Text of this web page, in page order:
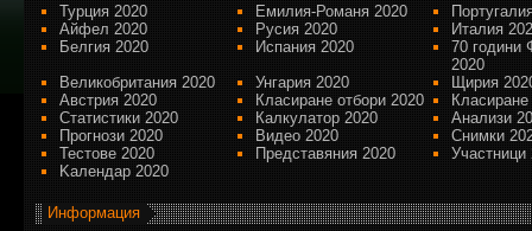
Турция 2020
Емилия-Романя 2020
Айфел 2020
Русия 2020
Италия
Белгия 2020
Испания 2020
70 години
2020
Великобритания 2020
Унгария 2020
Щирия
Австрия 2020
Класиране отбори 2020
Статистики 2020
Калкулатор 2020
Анализи
Прогнози 2020
Видео 2020
Снимки
Тестове 2020
Представяния 2020
Участници
Kалендар 2020
Информация